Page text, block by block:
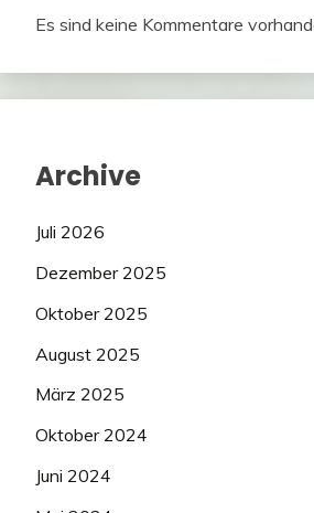
Es sind keine Kommentare
Archive
Juli 2026
Dezember 2025
Oktober 2025
August 2025
März 2025
Oktober 2024
Juni 2024